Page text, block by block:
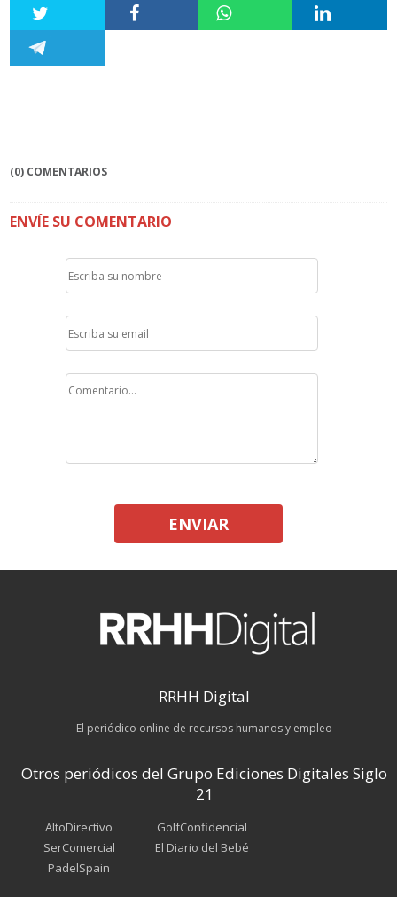
(0) COMENTARIOS
ENVÍE SU COMENTARIO
ENVIAR
RRHH Digital
El periódico online de recursos humanos y empleo
Otros periódicos del Grupo Ediciones Digitales Siglo
21
AltoDirectivo
SerComercial
PadelSpain
GolfConfidencial
El Diario del Bebé